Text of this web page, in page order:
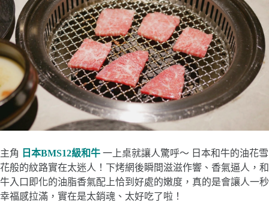
主角 日本BMS12級和牛 一上桌就讓人驚呼～ 日本和牛的油花雪
花般的紋路實在太迷人！下烤網後瞬間滋滋作響、香氣逼人，和
牛入口即化的油脂香氣配上恰到好處的嫩度，真的是會讓人一秒
幸福感拉滿，實在是太銷魂、太好吃了啦！